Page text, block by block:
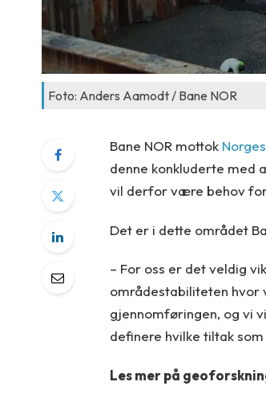
Foto: Anders Aamodt / Bane NOR
Bane NOR mottok
denne konkluderte med
vil derfor være behov
Det er i dette området
– For oss er det veldig
områdestabiliteten hvor
gjennomføringen, og vi
definere hvilke tiltak
Les mer på